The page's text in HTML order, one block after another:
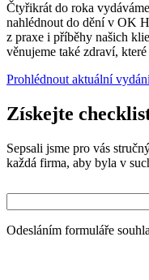
Čtyřikrát do roka
nahlédnout do dění v OK
z praxe i příběhy našich
věnujeme také zdraví,
Prohlédnout aktuální
Získejte
Sepsali jsme pro vás
každá firma, aby byla v
Odesláním formuláře